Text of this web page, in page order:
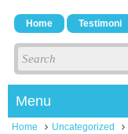
Home Testimoni
Menu
Home Uncategorized